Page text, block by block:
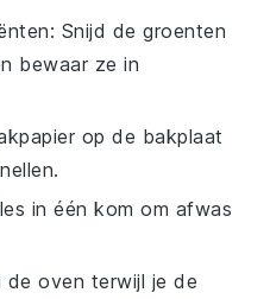
: Snijd degroenten
bewaar ze in
op de bakplaat
in één kom om afwas
deoven terwijl je de